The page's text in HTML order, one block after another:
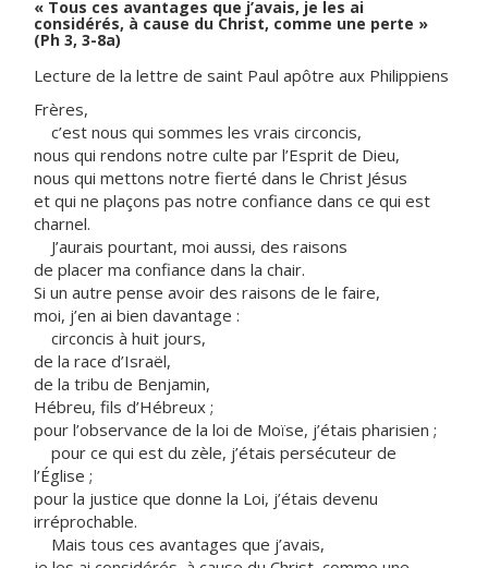
« Tous ces avantages que j’avais, je les ai
considérés, à cause du Christ, comme une perte »
(Ph 3, 3-8a)
Lecture de la lettre de saint Paul apôtre aux Philippiens
Frères,
c’est nous qui sommes les vrais circoncis,
nous qui rendons notre culte par l’Esprit de Dieu,
nous qui mettons notre fierté dans le Christ Jésus
et qui ne plaçons pas notre confiance dans ce qui est
charnel.
J’aurais pourtant, moi aussi, des raisons
de placer ma confiance dans la chair.
Si un autre pense avoir des raisons de le faire,
moi, j’en ai bien davantage :
circoncis à huit jours,
de la race d’Israël,
de la tribu de Benjamin,
Hébreu, fils d’Hébreux ;
pour l’observance de la loi de Moïse, j’étais pharisien ;
pour ce qui est du zèle, j’étais persécuteur de
l’Église ;
pour la justice que donne la Loi, j’étais devenu
irréprochable.
Mais tous ces avantages que j’avais,